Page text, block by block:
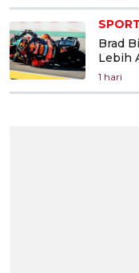
Brad
Lebih
1 hari